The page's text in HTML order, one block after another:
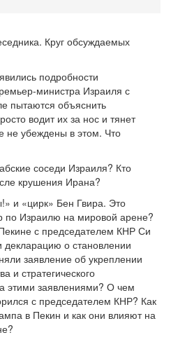
Круг обсуждаемых
подробности
министра Израиля с
пытаются объяснить
водит их за нос и тянет
не убеждены в этом. Что
соседи Израиля? Кто
крушения Ирана?
и «цирк» Бен Гвира. Это
по Израилю на мировой арене?
с председателем КНР Си
о становлении
заявление об укреплении
и стратегического
этими заявлениями? О чем
с председателем КНР? Как
в Пекин и как они влияют на